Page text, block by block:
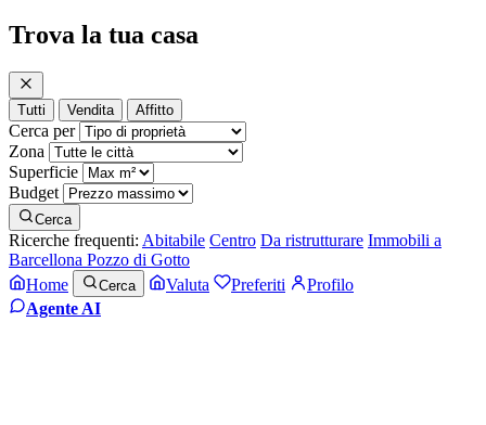
Trova la tua casa
Tutti Vendita Affitto
Cerca per
Zona
Superficie
Budget
Cerca
Ricerche frequenti: Abitabile Centro Da ristrutturare Immobili a
Barcellona Pozzo di Gotto
Home
Cerca Valuta Preferiti
Profilo
Agente AI